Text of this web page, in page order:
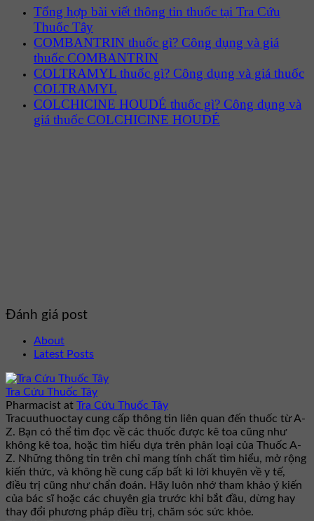
Tổng hợp bài viết thông tin thuốc tại Tra Cứu
Thuốc Tây
COMBANTRIN thuốc gì? Công dụng và giá
thuốc COMBANTRIN
COLTRAMYL thuốc gì? Công dụng và giá thuốc
COLTRAMYL
COLCHICINE HOUDÉ thuốc gì? Công dụng và
giá thuốc COLCHICINE HOUDÉ
Đánh giá post
About
Latest Posts
Tra Cứu Thuốc Tây
Pharmacist at Tra Cứu Thuốc Tây
Tracuuthuoctay cung cấp thông tin liên quan đến thuốc từ A-
Z. Bạn có thể tìm đọc về các thuốc được kê toa cũng như
không kê toa, hoặc tìm hiểu dựa trên phân loại của Thuốc A-
Z. Những thông tin trên chỉ mang tính chất tìm hiểu, mở rộng
kiến thức, và không hề cung cấp bất kì lời khuyên về y tế,
điều trị cũng như chẩn đoán. Hãy luôn nhớ tham khảo ý kiến
của bác sĩ hoặc các chuyên gia trước khi bắt đầu, dừng hay
thay đổi phương pháp điều trị, chăm sóc sức khỏe.